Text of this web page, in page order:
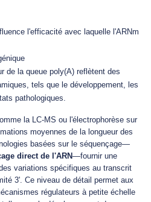
l'efficacité avec laquelle l'ARNm
de la queue poly(A) reflètent des
tels que le développement, les
pathologiques.
la LC-MS ou l'électrophorèse sur
moyennes de la longueur des
basées sur le séquençage—
direct de l'ARN—fournir une
variations spécifiques au transcrit
3'. Ce niveau de détail permet aux
régulateurs à petite échelle